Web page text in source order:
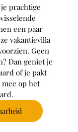
prachtige
een paar
vakantievilla
Geen
Dan geniet je
of je pakt
op het